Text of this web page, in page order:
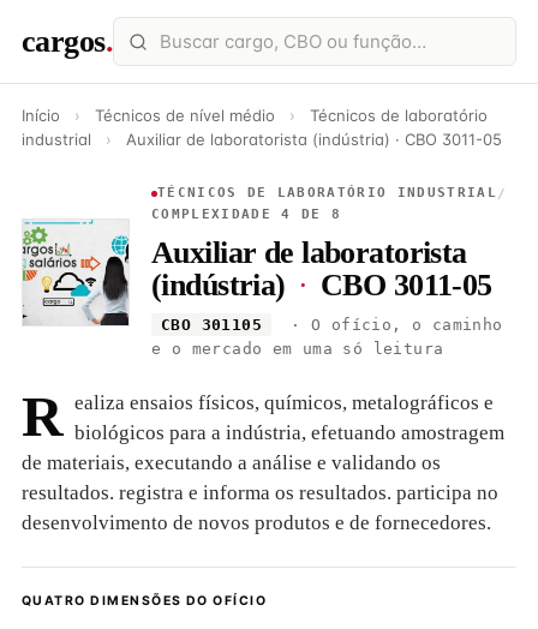
cargos.
Início › Técnicos de nível médio ›
Técnicos de laboratório
industrial
› Auxiliar de laboratorista (indústria) · CBO 3011-05
TÉCNICOS DE LABORATÓRIO INDUSTRIAL /
COMPLEXIDADE 4 DE 8
Auxiliar de laboratorista
(indústria) · CBO 3011-05
CBO 301105
· O ofício, o caminho
e o mercado em uma só leitura
R ealiza ensaios físicos, químicos, metalográficos e
biológicos para a indústria, efetuando amostragem
de materiais, executando a análise e validando os
resultados. registra e informa os resultados. participa no
desenvolvimento de novos produtos e de fornecedores.
QUATRO DIMENSÕES DO OFÍCIO